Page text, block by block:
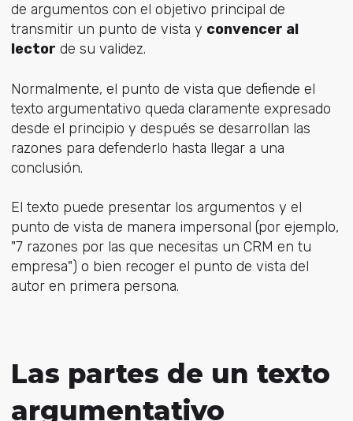
de argumentos con el objetivo principal de
transmitir un punto de vista y convencer al
lector de su validez.
Normalmente, el punto de vista que defiende el
texto argumentativo queda claramente expresado
desde el principio y después se desarrollan las
razones para defenderlo hasta llegar a una
conclusión.
El texto puede presentar los argumentos y el
punto de vista de manera impersonal (por ejemplo,
"7 razones por las que necesitas un CRM en tu
empresa") o bien recoger el punto de vista del
autor en primera persona.
Las partes de un texto
argumentativo